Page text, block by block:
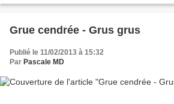
Grue cendrée - Grus grus
Publié le 11/02/2013 à 15:32
Par Pascale MD